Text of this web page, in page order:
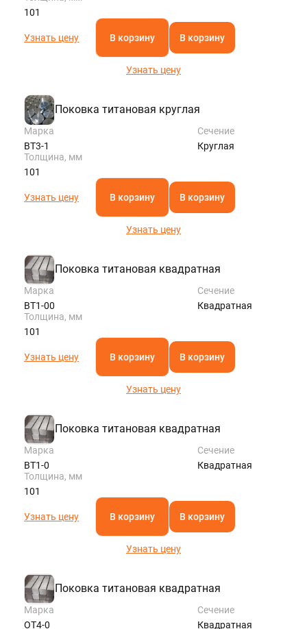
101
Узнать цену В корзину В корзину
Узнать цену
Поковка титановая круглая
Марка
ВТ3-1
Сечение
Круглая
Толщина, мм
101
Узнать цену В корзину В корзину
Узнать цену
Поковка титановая квадратная
Марка
ВТ1-00
Сечение
Квадратная
Толщина, мм
101
Узнать цену В корзину В корзину
Узнать цену
Поковка титановая квадратная
Марка
ВТ1-0
Сечение
Квадратная
Толщина, мм
101
Узнать цену В корзину В корзину
Узнать цену
Поковка титановая квадратная
Марка
ОТ4-0
Сечение
Квадратная